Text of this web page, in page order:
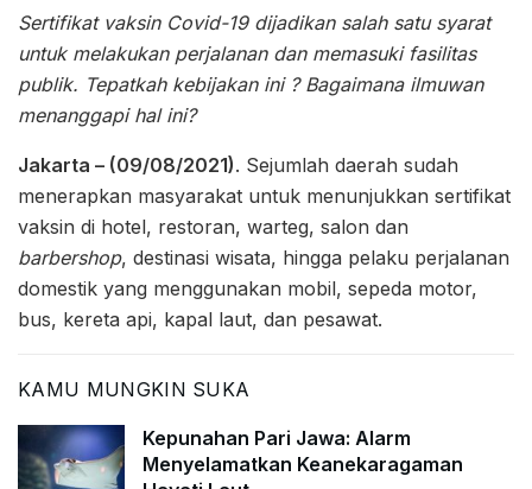
Sertifikat vaksin Covid-19 dijadikan salah satu syarat
untuk melakukan perjalanan dan memasuki fasilitas
publik. Tepatkah kebijakan ini ? Bagaimana ilmuwan
menanggapi hal ini?
Jakarta – (09/08/2021). Sejumlah daerah sudah
menerapkan masyarakat untuk menunjukkan sertifikat
vaksin di hotel, restoran, warteg, salon dan
barbershop, destinasi wisata, hingga pelaku perjalanan
domestik yang menggunakan mobil, sepeda motor,
bus, kereta api, kapal laut, dan pesawat.
KAMU MUNGKIN SUKA
Kepunahan Pari Jawa: Alarm
Menyelamatkan Keanekaragaman